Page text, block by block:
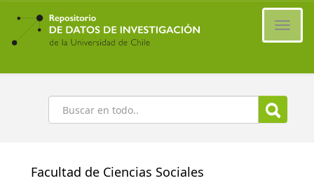
Ir
contenido
principal
Buscar
Facultad de Ciencias Sociales